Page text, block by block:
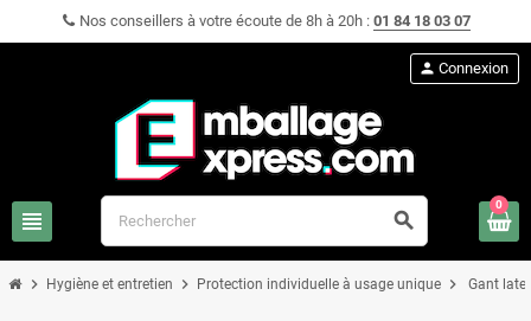
Nos conseillers à votre écoute de 8h à 20h : 01 84 18 03 07
view_headline search
person Connexion
0
chevron_right Hygiène et entretien chevron_right Protection individuelle à usage unique chevron_right Gant